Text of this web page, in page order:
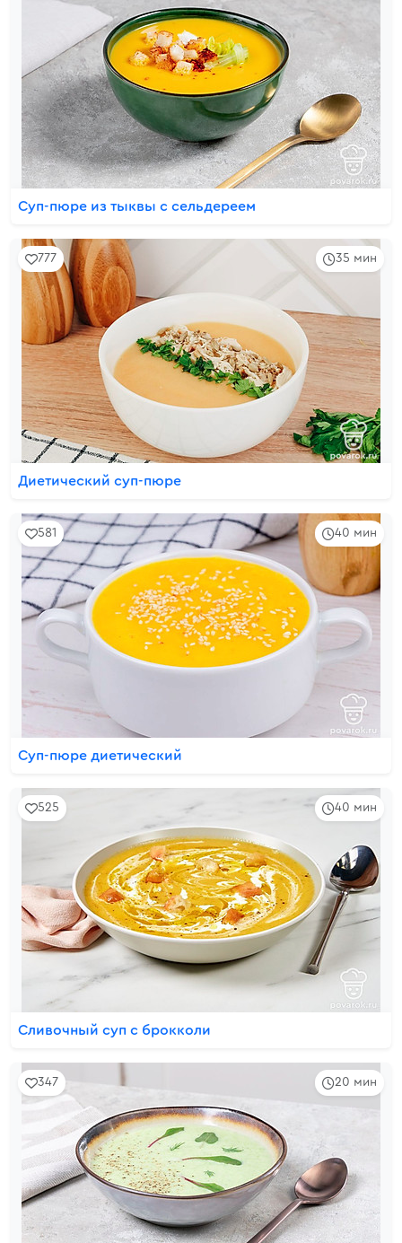
Суп-пюре из тыквы с сельдереем
35 мин
777
Диетический суп-пюре
40 мин
581
Суп-пюре диетический
40 мин
525
Сливочный суп с брокколи
20 мин
347